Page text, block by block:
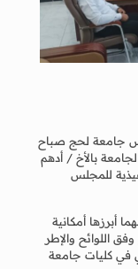
جامعة لحج صباح
14 نوفمبر 2022م بديوان الجامعة بالأخ / أدهم
للمجلس
أبرزها أمكانية
اللوائح والإطر
في كليات جامعة